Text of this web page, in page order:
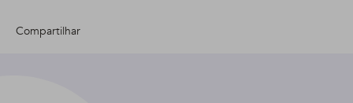
Compartilhar